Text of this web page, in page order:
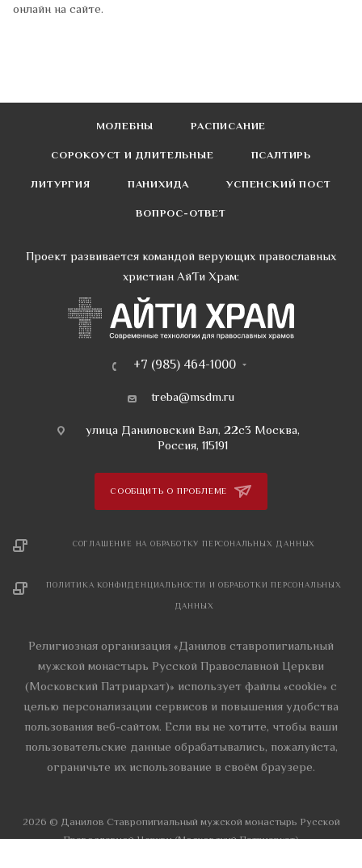
онлайн на сайте.
МОЛЕБНЫ
РАСПИСАНИЕ
СОРОКОУСТ И ДЛИТЕЛЬНЫЕ
ПСАЛТИРЬ
ЛИТУРГИЯ
ПАНИХИДА
УСПЕНСКИЙ ПОСТ
ВОПРОС-ОТВЕТ
Проект развивается командой верующих православных
христиан АйТи Храм:
+7 (985) 464-1000
treba@msdm.ru
улица Даниловский Вал, 22с3 Москва,
Россия, 115191
СООБЩИТЬ О ПРОБЛЕМЕ
СОГЛАШЕНИЕ НА ОБРАБОТКУ ПЕРСОНАЛЬНЫХ ДАННЫХ
ПОЛИТИКА КОНФИДЕНЦИАЛЬНОСТИ И ОБРАБОТКИ ПЕРСОНАЛЬНЫХ
ДАННЫХ
Религиозная организация «Данилов ставропигиальный
мужской монастырь Русской Православной Церкви
(Московский Патриархат)» использует файлы «cookie» с
целью персонализации сервисов и повышения удобства
пользования веб-сайтом. Если вы не хотите, чтобы ваши
пользовательские данные обрабатывались, пожалуйста,
ограничьте их использование в своём браузере.
2026 © Данилов Cтавропигиальный мужской монастырь Русской
Православной Церкви (Московский Патриархат)